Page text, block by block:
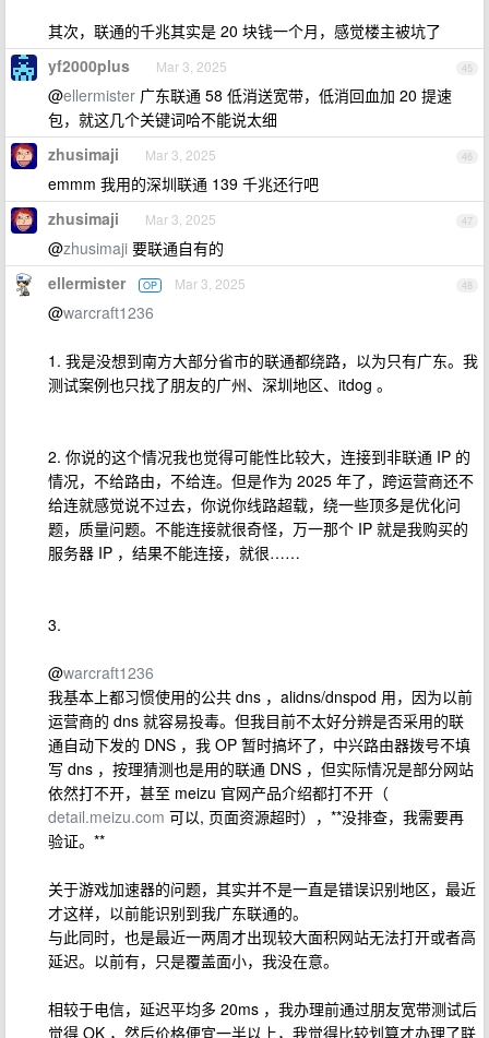
其次，联通的千兆其实是 20 块钱一个月，感觉楼主被坑了
45
yf2000plus Mar 3, 2025
@ellermister 广东联通 58 低消送宽带，低消回血加 20 提速
包，就这几个关键词哈不能说太细
46
zhusimaji Mar 3, 2025
emmm 我用的深圳联通 139 千兆还行吧
47
zhusimaji Mar 3, 2025
@zhusimaji 要联通自有的
48
ellermister OP Mar 3, 2025
@warcraft1236
1. 我是没想到南方大部分省市的联通都绕路，以为只有广东。我
测试案例也只找了朋友的广州、深圳地区、itdog 。
2. 你说的这个情况我也觉得可能性比较大，连接到非联通 IP 的
情况，不给路由，不给连。但是作为 2025 年了，跨运营商还不
给连就感觉说不过去，你说你线路超载，绕一些顶多是优化问
题，质量问题。不能连接就很奇怪，万一那个 IP 就是我购买的
服务器 IP ，结果不能连接，就很……
3.
@warcraft1236
我基本上都习惯使用的公共 dns ，alidns/dnspod 用，因为以前
运营商的 dns 就容易投毒。但我目前不太好分辨是否采用的联
通自动下发的 DNS ，我 OP 暂时搞坏了，中兴路由器拨号不填
写 dns ，按理猜测也是用的联通 DNS ，但实际情况是部分网站
依然打不开，甚至 meizu 官网产品介绍都打不开（
detail.meizu.com 可以, 页面资源超时），**没排查，我需要再
验证。**
关于游戏加速器的问题，其实并不是一直是错误识别地区，最近
才这样，以前能识别到我广东联通的。
与此同时，也是最近一两周才出现较大面积网站无法打开或者高
延迟。以前有，只是覆盖面小，我没在意。
相较于电信，延迟平均多 20ms ，我办理前通过朋友宽带测试后
觉得 OK ，然后价格便宜一半以上，我觉得比较划算才办理了联